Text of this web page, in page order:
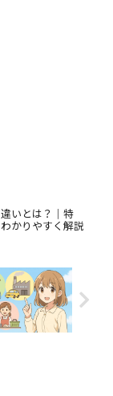
いとは？｜特
かりやすく解説